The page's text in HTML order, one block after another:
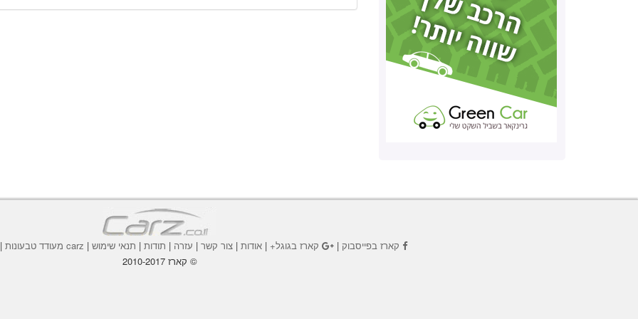
קארז בפייסבוק | קארז בגוגל+ | אודות | צור קשר | עזרה | תודות | תנאי שימוש | carz מעודד טבעונות |
© קארז 2010-2017